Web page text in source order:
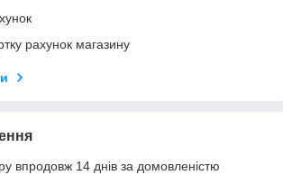
рахунок магазину
впродовж 14 днів за домовленістю